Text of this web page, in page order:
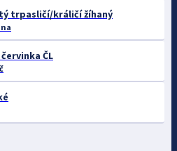
trpasličí/králičí žíhaný
ČL